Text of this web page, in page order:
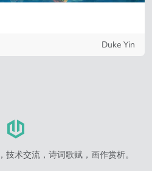
Duke Yin
技术交流，诗词歌赋，画作赏析。